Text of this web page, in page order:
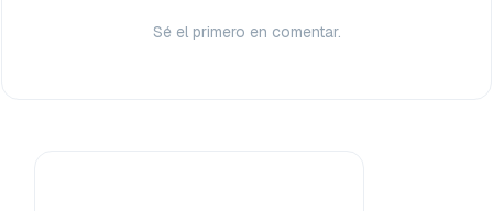
Sé el primero en comentar.